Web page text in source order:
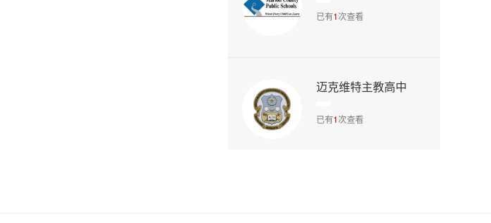
已有1次查看
迈克维特主教高中
已有1次查看